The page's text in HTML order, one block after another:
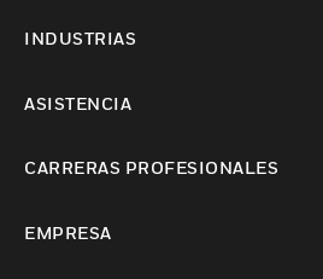
INDUSTRIAS
ASISTENCIA
CARRERAS PROFESIONALES
EMPRESA